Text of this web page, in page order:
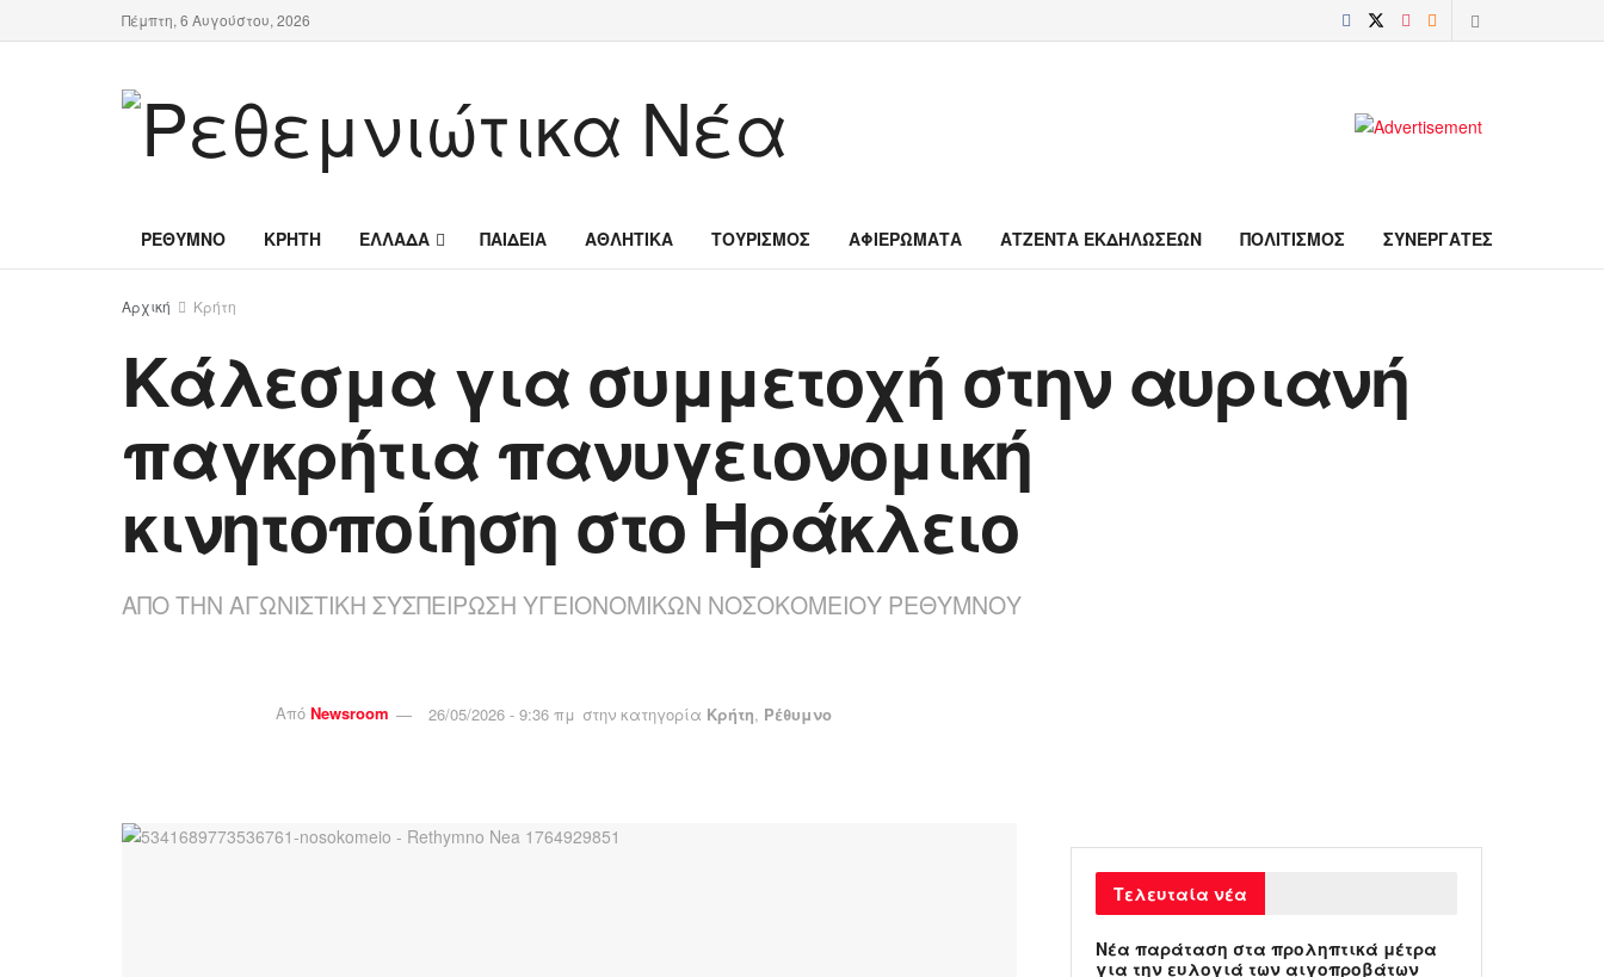
Πέμπτη, 6 Αυγούστου, 2026
ΡΕΘΥΜΝΟ ΚΡΗΤΗ ΕΛΛΑΔΑ ΠΑΙΔΕΙΑ ΑΘΛΗΤΙΚΑ ΤΟΥΡΙΣΜΟΣ ΑΦΙΕΡΩΜΑΤΑ ΑΤΖΕΝΤΑ ΕΚΔΗΛΩΣΕΩΝ ΠΟΛΙΤΙΣΜΟΣ ΣΥΝΕΡΓΑΤΕΣ
Αρχική Κρήτη
Κάλεσμα για συμμετοχή στην αυριανή
παγκρήτια πανυγειονομική
κινητοποίηση στο Ηράκλειο
ΑΠΟ ΤΗΝ ΑΓΩΝΙΣΤΙΚΗ ΣΥΣΠΕΙΡΩΣΗ ΥΓΕΙΟΝΟΜΙΚΩΝ ΝΟΣΟΚΟΜΕΙΟΥ ΡΕΘΥΜΝΟΥ
Από Newsroom 26/05/2026 - 9:36 πμ στην κατηγορία Κρήτη, Ρέθυμνο
Τελευταία νέα
Νέα παράταση στα προληπτικά μέτρα
για την ευλογιά των αιγοπροβάτων